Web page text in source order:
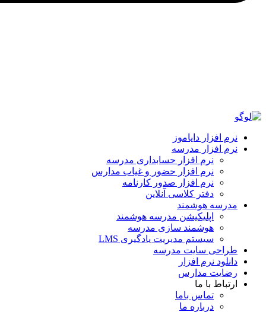
نرم افزار دایاموز
نرم افزار مدرسه
نرم افزار حسابداری مدرسه
نرم افزار حضور و غیاب مدارس
نرم افزار صدور کارنامه
دفتر کلاسی آنلاین
مدرسه هوشمند
اپلیکیشن مدرسه هوشمند
هوشمند سازی مدرسه
سیستم مدیریت یادگیری LMS
طراحی سایت مدرسه
دانلود نرم افزار
رضایت مدارس
ارتباط با ما
تماس با‌ما
درباره ما